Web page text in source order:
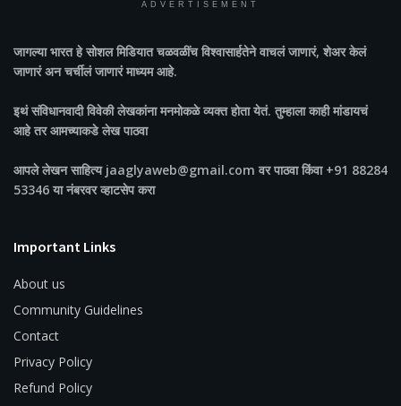
ADVERTISEMENT
जागल्या भारतहे सोशल मिडियात चळवळींच विश्वासार्हतेने वाचलं जाणारं, शेअर केलं
जाणारं अन चर्चीलं जाणारं माध्यम आहे.
इथं संविधानवादी विवेकी लेखकांना मनमोकळे व्यक्त होता येतं. तुम्हाला काही मांडायचं
आहे तर आमच्याकडे लेख पाठवा
आपले लेखन साहित्य jaaglyaweb@gmail.com वर पाठवा किंवा +91 88284
53346 या नंबरवर व्हाटसेप करा
Important Links
About us
Community Guidelines
Contact
Privacy Policy
Refund Policy